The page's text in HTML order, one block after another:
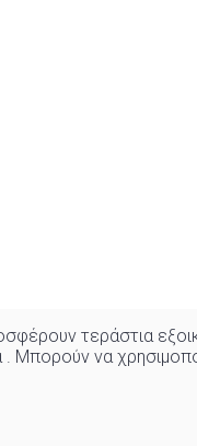
τεράστια
Μπορούν να